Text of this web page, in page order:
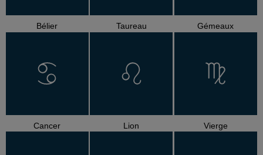
Bélier Taureau Gémeaux
Cancer Lion Vierge